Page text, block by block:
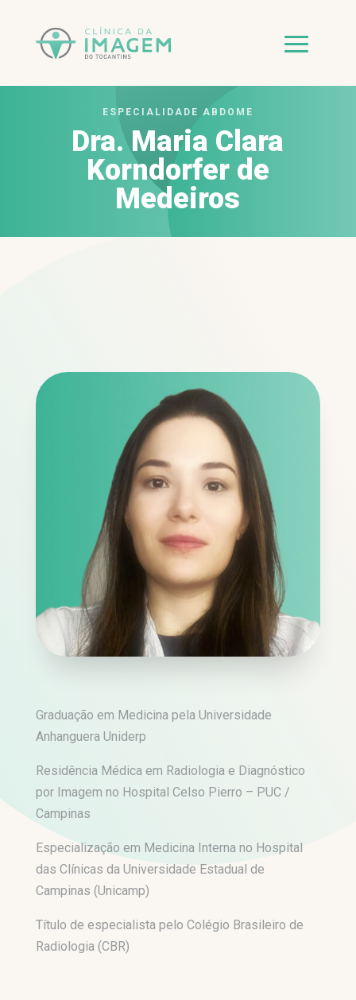
ESPECIALIDADE ABDOME
Dra. Maria Clara
Korndorfer de
Medeiros
Graduação em Medicina pela Universidade
Anhanguera Uniderp
Residência Médica em Radiologia e Diagnóstico
por Imagem no Hospital Celso Pierro – PUC /
Campinas
Especialização em Medicina Interna no Hospital
das Clínicas da Universidade Estadual de
Campinas (Unicamp)
Título de especialista pelo Colégio Brasileiro de
Radiologia (CBR)